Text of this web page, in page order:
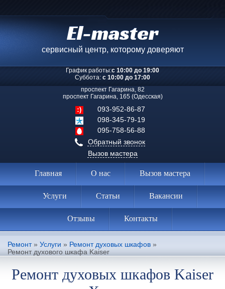
El-master
сервисный центр, которому доверяют
График работы:с 10:00 до 19:00
Суббота: с 10:00 до 17:00
проспект Гагарина, 82
проспект Гагарина, 165 (Одесская)
093-952-86-87
098-345-79-19
095-758-56-88
Обратный звонок
Вызов мастера
Главная О нас Вызов мастера
Услуги Статьи Вакансии
Отзывы Контакты
Ремонт» Услуги » Ремонт духовых шкафов »
Ремонт духового шкафа Kaiser
Ремонт духовых шкафов Kaiser